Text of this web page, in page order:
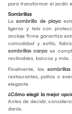
para transformar el jardín
Sombrillas
La sombrilla de playa
ligeros y tela con
anclaje firme garantiza
comodidad y estilo,
sombrillas carpa se
reclinables, bancos y más.
Finalmente, las
restaurantes, patios o
elegante.
¿Cómo elegir la mejor
Antes de decidir,
darás.